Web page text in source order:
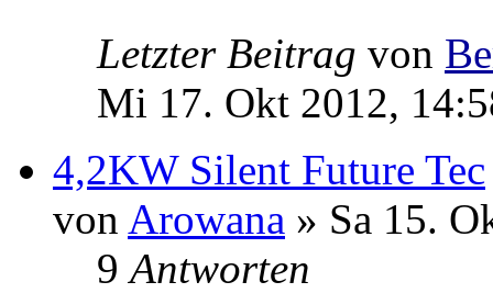
Letzter Beitrag von
Mi 17. Okt 2012,
4,2KW Silent Future Tec
von Arowana » Sa 15.
9Antworten